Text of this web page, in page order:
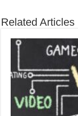
Related Articles